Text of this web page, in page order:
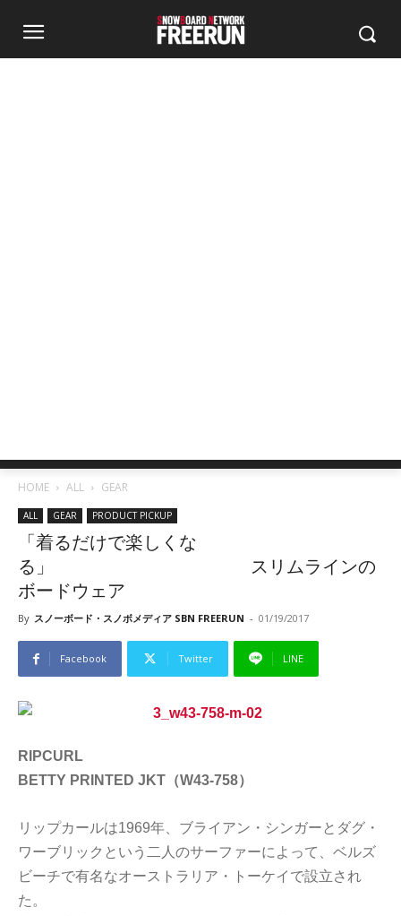
HOME ALL GEAR
ALL GEAR PRODUCT PICKUP
「着るだけで楽しくな
る」 スリムラインの
ボードウェア
By スノーボード・スノボメディア SBN FREERUN - 01/19/2017
Facebook Twitter LINE
RIPCURL
BETTY PRINTED JKT（W43-758）
リップカールは1969年、ブライアン・シンガーとダグ・
ワーブリックという二人のサーファーによって、ベルズ
ビーチで有名なオーストラリア・トーケイで設立され
た。